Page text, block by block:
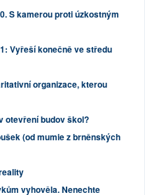
S kamerou proti úzkostným
Vyřeší konečně ve středu
organizace, kterou
otevření budov škol?
(od mumie z brněnských
vyhověla. Nenechte